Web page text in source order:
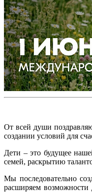
От всей души
создании условий для
Дети – это будущее
семей, раскрытию
Мы последовательно
расширяем возможности